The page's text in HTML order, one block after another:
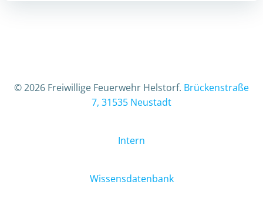
© 2026 Freiwillige Feuerwehr Helstorf. Brückenstraße
7, 31535 Neustadt
Intern
Wissensdatenbank